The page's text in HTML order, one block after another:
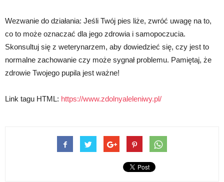
Wezwanie do działania: Jeśli Twój pies liże, zwróć uwagę na to,
co to może oznaczać dla jego zdrowia i samopoczucia.
Skonsultuj się z weterynarzem, aby dowiedzieć się, czy jest to
normalne zachowanie czy może sygnał problemu. Pamiętaj, że
zdrowie Twojego pupila jest ważne!
Link tagu HTML: https://www.zdolnyaleleniwy.pl/